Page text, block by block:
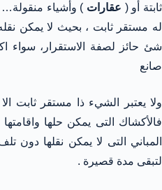
ثابتة أو ( عقارات ) وأشياء
له مستقر ثابت ، بحيث لا يمكن
شئ حائز لصفة الاستقرار، سواء
صانع
ولا يعتبر الشيء ذا مستقر ثابت
فالأكشاك التى يمكن حلها
المباني التى لا يمكن نقلها دون
لتبقى مدة قصيرة .